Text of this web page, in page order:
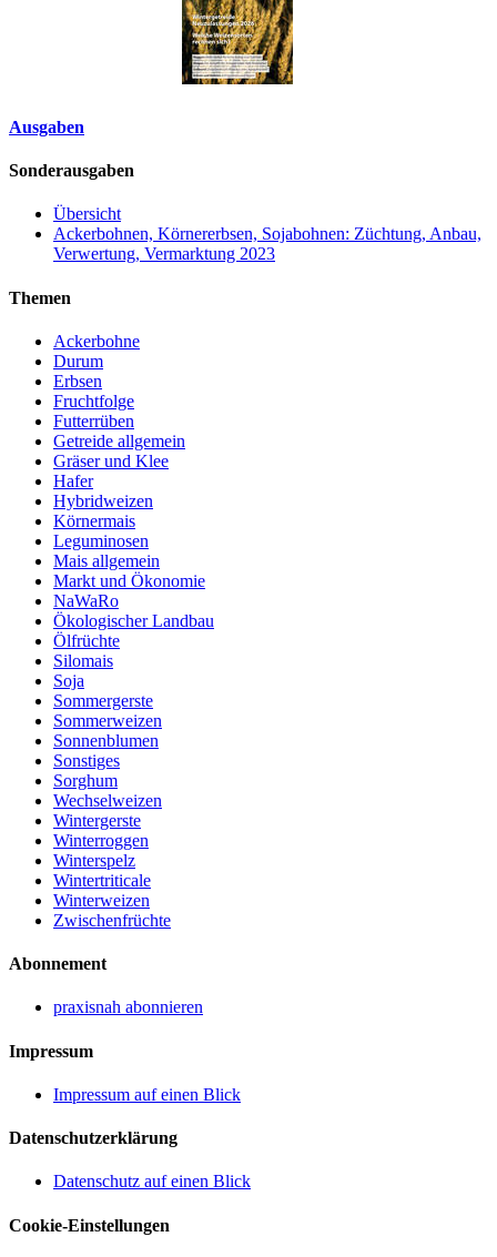
Ausgaben
Sonderausgaben
Übersicht
Ackerbohnen, Körnererbsen, Sojabohnen: Züchtung, Anbau,
Verwertung, Vermarktung 2023
Themen
Ackerbohne
Durum
Erbsen
Fruchtfolge
Futterrüben
Getreide allgemein
Gräser und Klee
Hafer
Hybridweizen
Körnermais
Leguminosen
Mais allgemein
Markt und Ökonomie
NaWaRo
Ökologischer Landbau
Ölfrüchte
Silomais
Soja
Sommergerste
Sommerweizen
Sonnenblumen
Sonstiges
Sorghum
Wechselweizen
Wintergerste
Winterroggen
Winterspelz
Wintertriticale
Winterweizen
Zwischenfrüchte
Abonnement
praxisnah abonnieren
Impressum
Impressum auf einen Blick
Datenschutzerklärung
Datenschutz auf einen Blick
Cookie-Einstellungen